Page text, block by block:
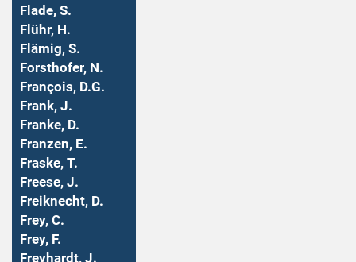
Flade, S.
Flühr, H.
Flämig, S.
Forsthofer, N.
François, D.G.
Frank, J.
Franke, D.
Franzen, E.
Fraske, T.
Freese, J.
Freiknecht, D.
Frey, C.
Frey, F.
Freyhardt, J.